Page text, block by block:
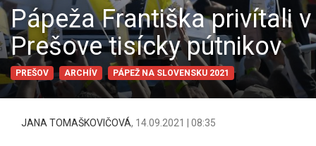
Pápeža Františka privítali v
Prešove tisícky pútnikov
PREŠOV ARCHÍV PÁPEŽ NA SLOVENSKU 2021
JANA TOMAŠKOVIČOVÁ, 14.09.2021 | 08:35